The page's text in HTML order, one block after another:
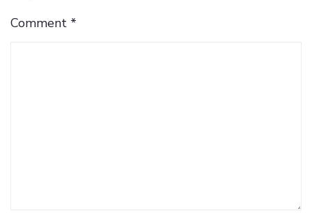
Comment *